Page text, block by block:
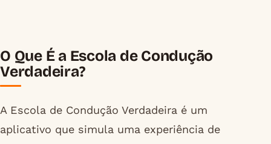
O Que É a Escola de Condução
Verdadeira?
A Escola de Condução Verdadeira é um
aplicativo que simula uma experiência de